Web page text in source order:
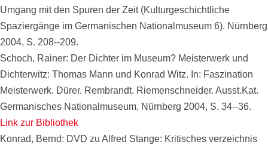
Umgang mit den Spuren der Zeit (Kulturgeschichtliche
Spaziergänge im Germanischen Nationalmuseum 6). Nürnberg
2004, S. 208--209.
Schoch, Rainer: Der Dichter im Museum? Meisterwerk und
Dichterwitz: Thomas Mann und Konrad Witz. In: Faszination
Meisterwerk. Dürer. Rembrandt. Riemenschneider. Ausst.Kat.
Germanisches Nationalmuseum, Nürnberg 2004, S. 34--36.
Link zur Bibliothek
Konrad, Bernd: DVD zu Alfred Stange: Kritisches verzeichnis